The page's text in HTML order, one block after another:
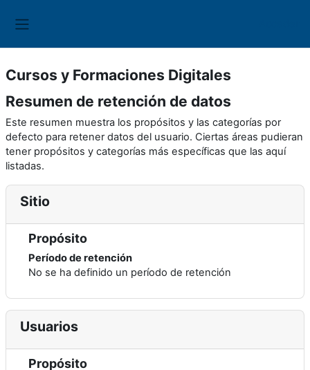
Cursos y Formaciones Digitales
Resumen de retención de datos
Este resumen muestra los propósitos y las categorías por
defecto para retener datos del usuario. Ciertas áreas pudieran
tener propósitos y categorías más específicas que las aquí
listadas.
Sitio
Propósito
Período de retención
No se ha definido un período de retención
Usuarios
Propósito